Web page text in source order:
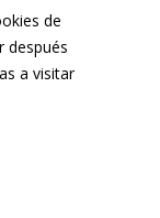
de
después
a visitar